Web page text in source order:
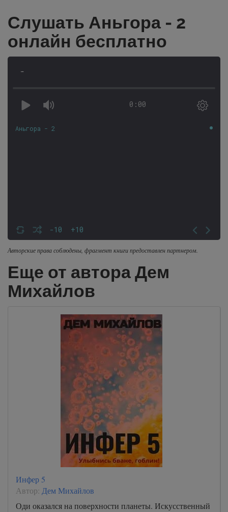
Слушать Аньгора - 2
онлайн бесплатно
-
0:00
-10 +10
Аньгора - 2
Авторские права соблюдены, фрагмент книги предоставлен партнером.
Еще от автора Дем
Михайлов
Инфер 5
Автор: Дем Михайлов
Оди оказался на поверхности планеты. Искусственный